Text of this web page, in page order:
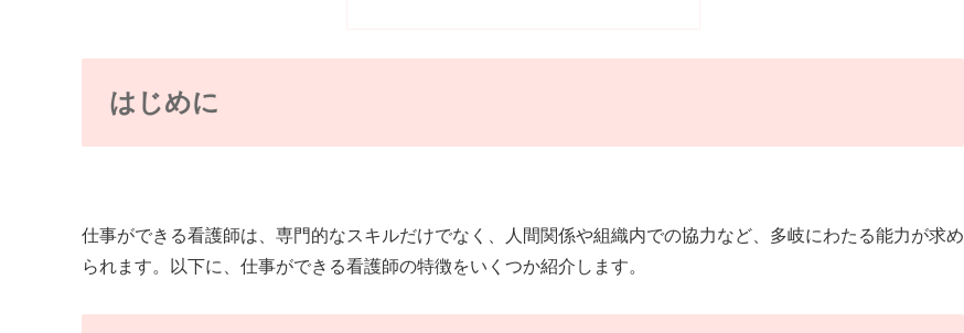
はじめに
仕事ができる看護師は、専門的なスキルだけでなく、人間関係や組織内での協力など、多岐にわたる能力が求め
られます。以下に、仕事ができる看護師の特徴をいくつか紹介します。